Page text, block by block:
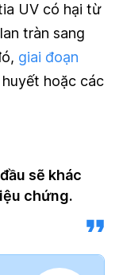
UV có hại từ
tràn sang
giai đoạn
hoặc các
sẽ khác
chứng.